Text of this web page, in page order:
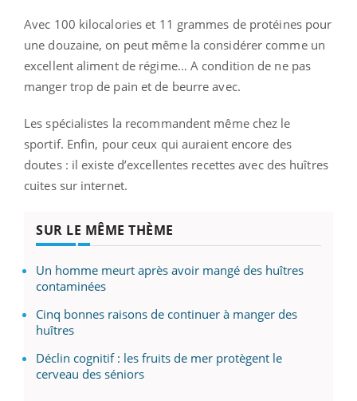
Avec 100 kilocalories et 11 grammes de protéines pour
une douzaine, on peut même la considérer comme un
excellent aliment de régime… A condition de ne pas
manger trop de pain et de beurre avec.
Les spécialistes la recommandent même chez le
sportif. Enfin, pour ceux qui auraient encore des
doutes : il existe d’excellentes recettes avec des huîtres
cuites sur internet.
SUR LE MÊME THÈME
Un homme meurt après avoir mangé des huîtres
contaminées
Cinq bonnes raisons de continuer à manger des
huîtres
Déclin cognitif : les fruits de mer protègent le
cerveau des séniors